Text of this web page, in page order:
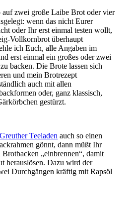
auf zwei große Laibe Brot oder vier
wenn das nicht Eurer
oder Ihr erst einmal testen wollt,
Vollkornbrot überhaupt
ich Euch, alle Angaben im
erst einmal ein großes oder zwei
backen. Die Brote lassen sich
und mein Brotrezept
auch mit allen
oder, ganz klassisch,
gestürzt.
Greuther Teeladen auch so einen
gönnt, dann müßt Ihr
Brotbacken „einbrennen“, damit
herauslösen. Dazu wird der
Durchgängen kräftig mit Rapsöl